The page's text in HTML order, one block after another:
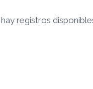
registros